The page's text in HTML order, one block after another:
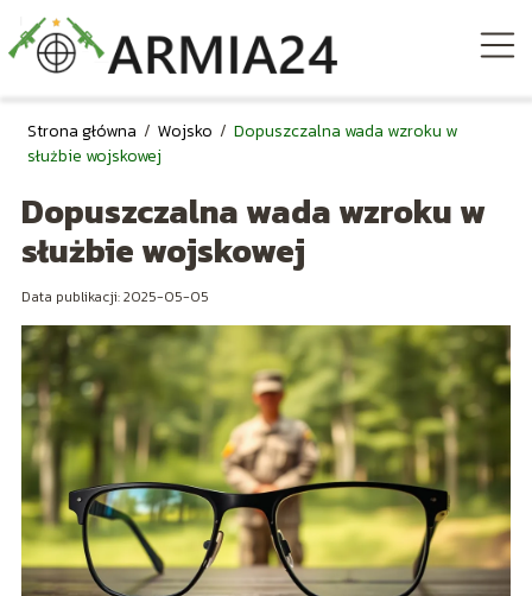
Strona główna / Wojsko / Dopuszczalna wada wzroku w
służbie wojskowej
Dopuszczalna wada wzroku w
służbie wojskowej
Data publikacji: 2025-05-05